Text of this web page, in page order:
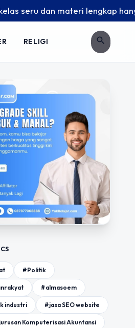
materi lengkap hanya di
RELIGI search
#Politik
#almasoem
industri #jasa SEO website
Komputerisasi Akuntansi